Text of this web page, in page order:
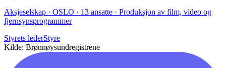
Aksjeselskap · OSLO · 13 ansatte · Produksjon av film, video og
fjernsynsprogrammer
Styrets lederStyre
Kilde: Brønnøysundregistrene